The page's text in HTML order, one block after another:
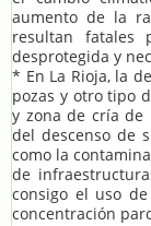
aumento de la
resultan fatales
desprotegida y
* En La Rioja, la
pozas y otro tipo
y zona de cría de
del descenso de
como la
de
consigo el uso
concentración